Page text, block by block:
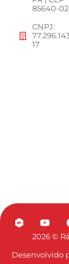
85640-
CNPJ:
17
2026 ©
Desenvolvido